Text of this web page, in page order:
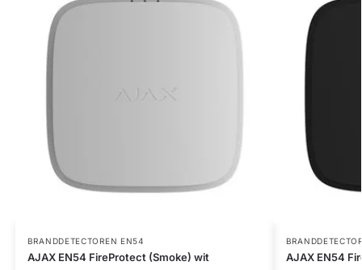
BRANDDETECTOREN EN54
AJAX EN54 FireProtect (Smoke) wit AJAX EN54